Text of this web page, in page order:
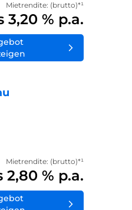
Mietrendite: (brutto)*¹
3,20 % p.a.
Mietrendite: (brutto)*¹
2,80 % p.a.